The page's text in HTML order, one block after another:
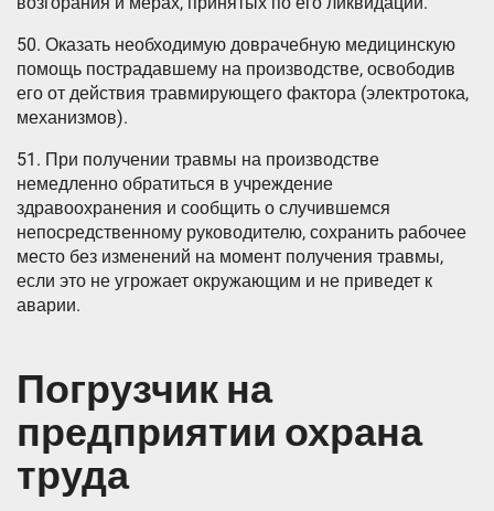
50. Оказать необходимую доврачебную медицинскую
помощь пострадавшему на производстве, освободив
его от действия травмирующего фактора (электротока,
механизмов).
51. При получении травмы на производстве
немедленно обратиться в учреждение
здравоохранения и сообщить о случившемся
непосредственному руководителю, сохранить рабочее
место без изменений на момент получения травмы,
если это не угрожает окружающим и не приведет к
аварии.
Погрузчик на
предприятии охрана
труда